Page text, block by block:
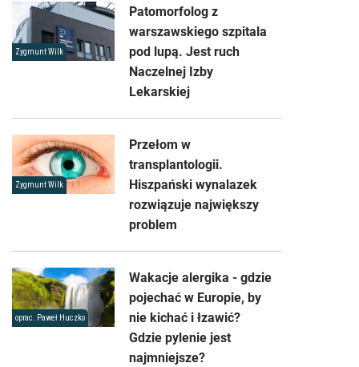
Zygmunt Wilk
Patomorfolog z
warszawskiego szpitala
pod lupą. Jest ruch
Naczelnej Izby
Lekarskiej
Zygmunt Wilk
Przełom w
transplantologii.
Hiszpański wynalazek
rozwiązuje największy
problem
oprac. Paweł Huczko
Wakacje alergika - gdzie
pojechać w Europie, by
nie kichać i łzawić?
Gdzie pylenie jest
najmniejsze?